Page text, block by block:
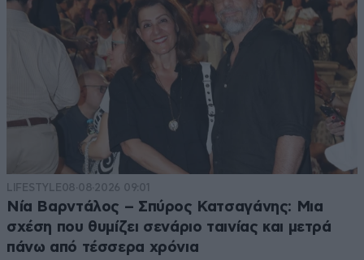
LIFESTYLE08·08·2026 09:01
Νία Βαρντάλος – Σπύρος Κατσαγάνης: Μια
σχέση που θυμίζει σενάριο ταινίας και μετρά
πάνω από τέσσερα χρόνια